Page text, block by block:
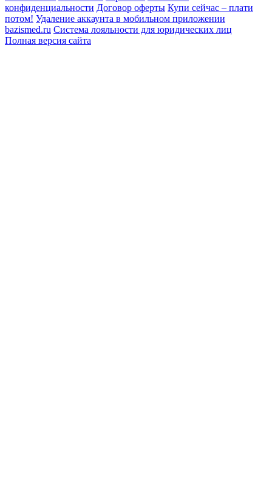
конфиденциальности Договор оферты Купи сейчас – плати
потом! Удаление аккаунта в мобильном приложении
bazismed.ru Система лояльности для юридических лиц
Полная версия сайта